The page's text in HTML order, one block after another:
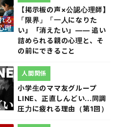
【掲示板の声×公認心理師】
「限界」「一人になりた
い」「消えたい」―― 追い
詰められる親の心理と、そ
の前にできること
小学生のママ友グループ
LINE、正直しんどい...同調
圧力に疲れる理由（第1回）
人間関係